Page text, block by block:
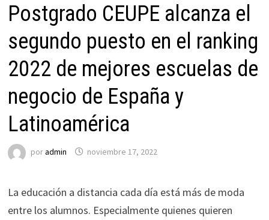
Postgrado CEUPE alcanza el
segundo puesto en el ranking
2022 de mejores escuelas de
negocio de España y
Latinoamérica
poradmin noviembre 17, 2022
La educación a distancia cada día está más de moda
entre los alumnos. Especialmente quienes quieren